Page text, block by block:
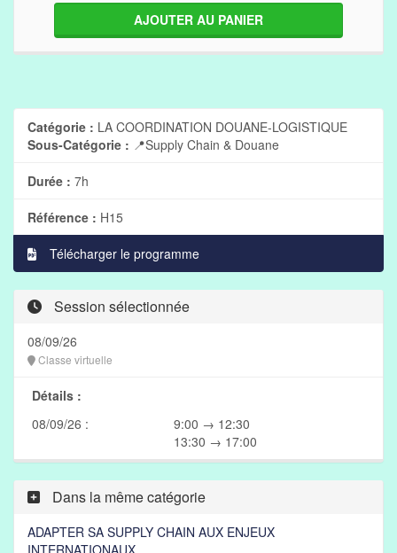
AJOUTER AU PANIER
Catégorie : LA COORDINATION DOUANE-LOGISTIQUE
Sous-Catégorie : 📍Supply Chain & Douane
Durée : 7h
Référence : H15
Télécharger le programme
Session sélectionnée
08/09/26
Classe virtuelle
Détails :
08/09/26 :
9:00 → 12:30
13:30 → 17:00
Dans la même catégorie
ADAPTER SA SUPPLY CHAIN AUX ENJEUX
INTERNATIONAUX